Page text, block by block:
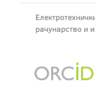
рачунарство и